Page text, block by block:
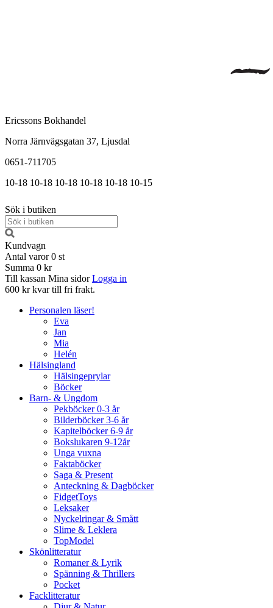
Ericssons Bokhandel
Norra Järnvägsgatan 37, Ljusdal
0651-711705
10-18 10-18 10-18 10-18 10-18 10-15
Sök i butiken
Kundvagn
Antal varor 0 st
Summa 0 kr
Till kassan Mina sidor Logga in
600 kr kvar till fri frakt.
Personalen läser!
Eva
Jan
Mia
Helén
Hälsingland
Hälsingeprylar
Böcker
Barn- & Ungdom
Pekböcker 0-3 år
Bilderböcker 3-6 år
Kapitelböcker 6-9 år
Bokslukaren 9-12år
Unga vuxna
Faktaböcker
Saga & Present
Anteckning & Dagböcker
FidgetToys
Leksaker
Nyckelringar & Smått
Slime & Leklera
TopModel
Skönlitteratur
Romaner & Lyrik
Spänning & Thrillers
Pocket
Facklitteratur